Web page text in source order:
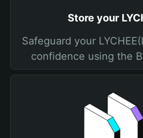
Store your
Safeguard your
confidence using the